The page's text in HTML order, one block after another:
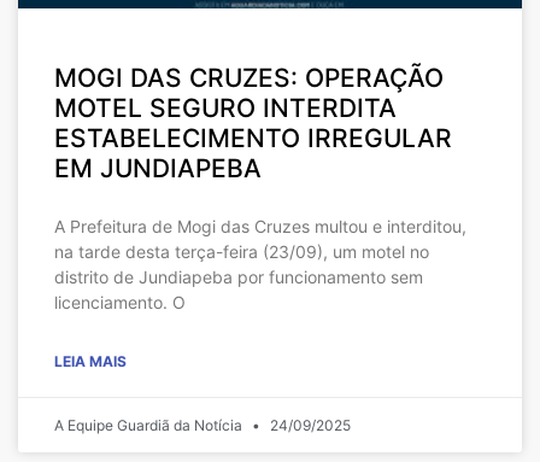
MOGI DAS CRUZES: OPERAÇÃO
MOTEL SEGURO INTERDITA
ESTABELECIMENTO IRREGULAR
EM JUNDIAPEBA
A Prefeitura de Mogi das Cruzes multou e interditou,
na tarde desta terça-feira (23/09), um motel no
distrito de Jundiapeba por funcionamento sem
licenciamento. O
LEIA MAIS
A Equipe Guardiã da Notícia 24/09/2025